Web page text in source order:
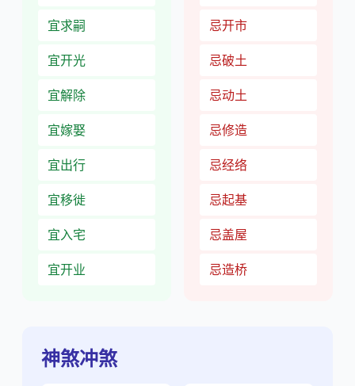
宜求嗣
宜开光
宜解除
宜嫁娶
宜出行
宜移徙
宜入宅
宜开业
忌开市
忌破土
忌动土
忌修造
忌经络
忌起基
忌盖屋
忌造桥
神煞冲煞